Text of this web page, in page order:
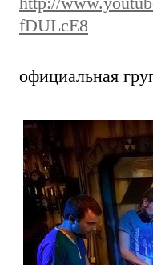
fDULcE8
официальная